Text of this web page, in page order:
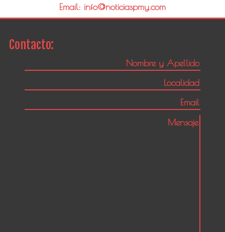
Email: info@noticiaspmy.com
Contacto: